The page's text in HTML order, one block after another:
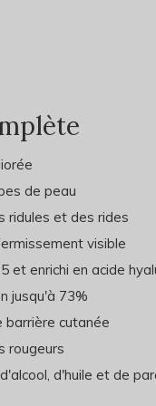
de peau
ridules et des rides
visible
et enrichi en acide
jusqu'à 73%
barrière cutanée
rougeurs
d'huile et de